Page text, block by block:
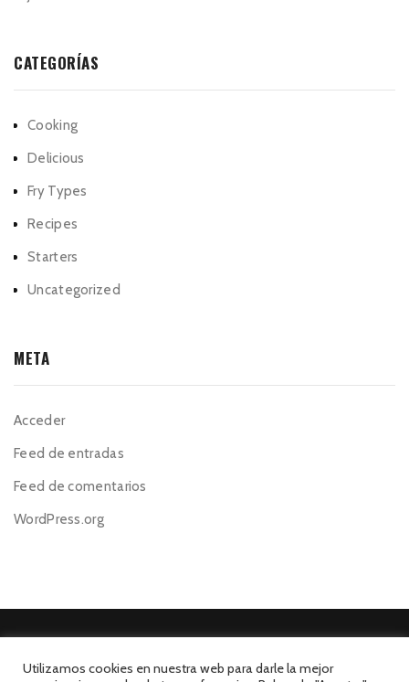
CATEGORÍAS
Cooking
Delicious
Fry Types
Recipes
Starters
Uncategorized
META
Acceder
Feed de entradas
Feed de comentarios
WordPress.org
Utilizamos cookies en nuestra web para darle la mejor